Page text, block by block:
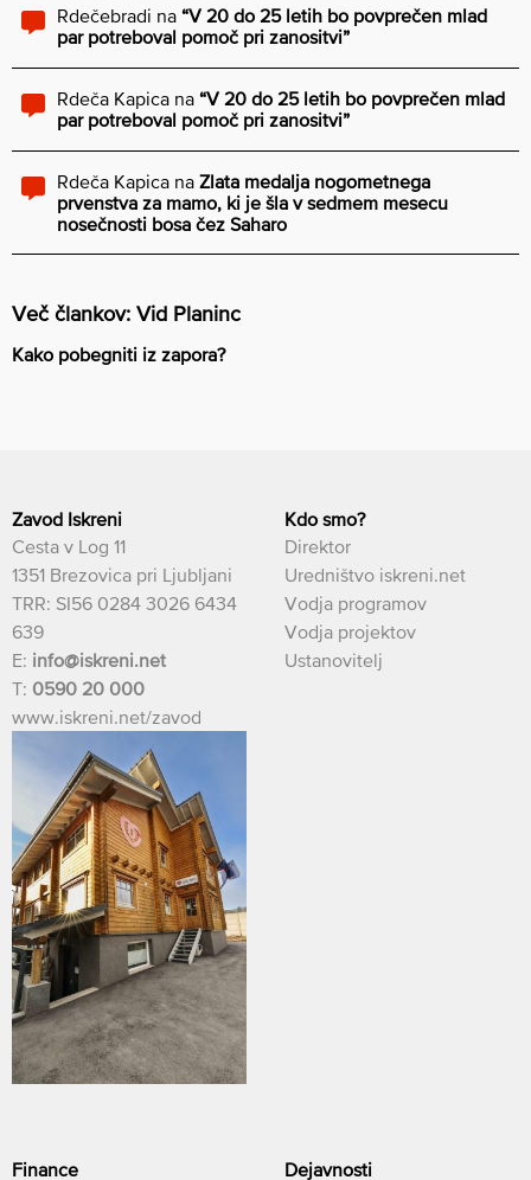
Rdečebradi na “V 20 do 25 letih bo povprečen mlad
par potreboval pomoč pri zanositvi”
Rdeča Kapica na “V 20 do 25 letih bo povprečen mlad
par potreboval pomoč pri zanositvi”
Rdeča Kapica na Zlata medalja nogometnega
prvenstva za mamo, ki je šla v sedmem mesecu
nosečnosti bosa čez Saharo
Več člankov: Vid Planinc
Kako pobegniti iz zapora?
Zavod Iskreni
Cesta v Log 11
1351 Brezovica pri Ljubljani
TRR: SI56 0284 3026 6434
639
E: info@iskreni.net
T: 0590 20 000
www.iskreni.net/zavod
Kdo smo?
Direktor
Uredništvo iskreni.net
Vodja programov
Vodja projektov
Ustanovitelj
Finance Dejavnosti